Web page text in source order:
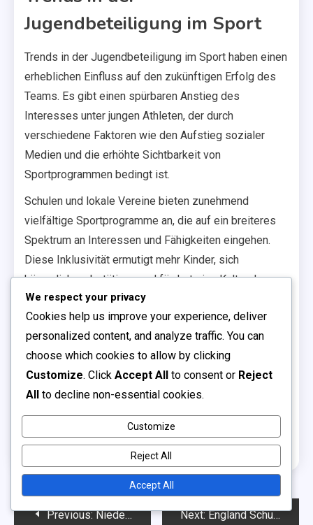
Jugendbeteiligung im Sport
Trends in der Jugendbeteiligung im Sport haben einen
erheblichen Einfluss auf den zukünftigen Erfolg des
Teams. Es gibt einen spürbaren Anstieg des
Interesses unter jungen Athleten, der durch
verschiedene Faktoren wie den Aufstieg sozialer
Medien und die erhöhte Sichtbarkeit von
Sportprogrammen bedingt ist.
Schulen und lokale Vereine bieten zunehmend
vielfältige Sportprogramme an, die auf ein breiteres
Spektrum an Interessen und Fähigkeiten eingehen.
Diese Inklusivität ermutigt mehr Kinder, sich
körperlich zu betätigen und fördert eine Kultur des
Sportsgeistes und der Teamarbeit.
Investitionen in Initiativen für den Jugendsport, wie
Stipendien und Trainingslager, unterstützen diesen
Trend weiter. Durch die Bereitstellung von
Möglichkeiten für junge Athleten, ihre Fähigkeiten zu
gefestigt, was einen stetigen Zustrom von Talenten in
das Schulteam sichert.
PostPrevious: Niederlande Schulen Team: Spieltaktiken, Teamformationen, Strategische Ausführung Next: England Schulen Team: Spielaufzeichnungen, Teamzusammenhalt, Spielerbewertungen
We respect your privacy
Cookies help us improve your experience, deliver
personalized content, and analyze traffic. You can
choose which cookies to allow by clicking
Customize. Click Accept All to consent or Reject
All to decline non-essential cookies.
Customize
Reject All
Accept All